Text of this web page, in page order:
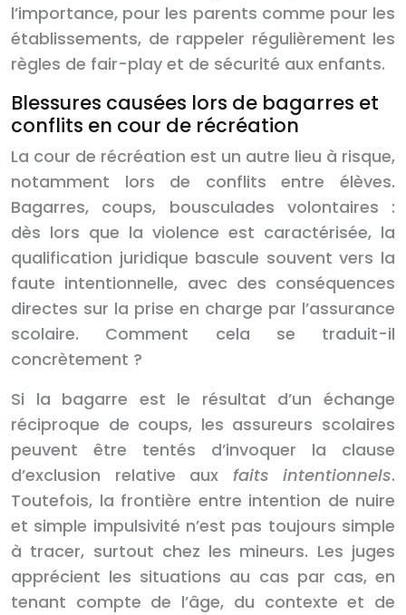
l’importance, pour les parents comme pour les
établissements, de rappeler régulièrement les
règles de fair-play et de sécurité aux enfants.
Blessures causées lors de bagarres et
conflits en cour de récréation
La cour de récréation est un autre lieu à risque,
notamment lors de conflits entre élèves.
Bagarres, coups, bousculades volontaires :
dès lors que la violence est caractérisée, la
qualification juridique bascule souvent vers la
faute intentionnelle, avec des conséquences
directes sur la prise en charge par l’assurance
scolaire. Comment cela se traduit-il
concrètement ?
Si la bagarre est le résultat d’un échange
réciproque de coups, les assureurs scolaires
peuvent être tentés d’invoquer la clause
d’exclusion relative aux faits intentionnels.
Toutefois, la frontière entre intention de nuire
et simple impulsivité n’est pas toujours simple
à tracer, surtout chez les mineurs. Les juges
apprécient les situations au cas par cas, en
tenant compte de l’âge, du contexte et de